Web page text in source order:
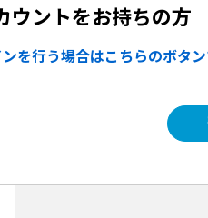
ウントをお持ちの方
を行う場合はこちらのボタ